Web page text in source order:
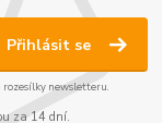
Přihlásit se
rozesílky newsletteru.
za 14 dní.